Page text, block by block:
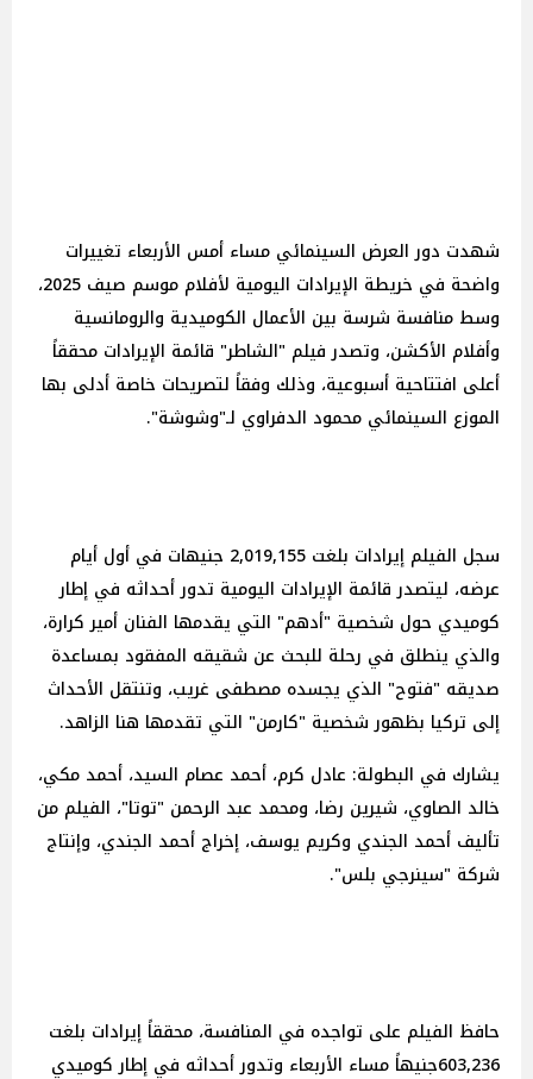
شهدت دور العرض السينمائي مساء أمس الأربعاء تغييرات
واضحة في خريطة الإيرادات اليومية لأفلام موسم صيف 2025،
وسط منافسة شرسة بين الأعمال الكوميدية والرومانسية
وأفلام الأكشن، وتصدر فيلم "الشاطر" قائمة الإيرادات محققاً
أعلى افتتاحية أسبوعية، وذلك وفقاً لتصريحات خاصة أدلى بها
الموزع السينمائي محمود الدفراوي لـ"وشوشة".
سجل الفيلم إيرادات بلغت 2,019,155 جنيهات في أول أيام
عرضه، ليتصدر قائمة الإيرادات اليومية تدور أحداثه في إطار
كوميدي حول شخصية "أدهم" التي يقدمها الفنان أمير كرارة،
والذي ينطلق في رحلة للبحث عن شقيقه المفقود بمساعدة
صديقه "فتوح" الذي يجسده مصطفى غريب، وتنتقل الأحداث
إلى تركيا بظهور شخصية "كارمن" التي تقدمها هنا الزاهد.
يشارك في البطولة: عادل كرم، أحمد عصام السيد، أحمد مكي،
خالد الصاوي، شيرين رضا، ومحمد عبد الرحمن "توتا"، الفيلم من
تأليف أحمد الجندي وكريم يوسف، إخراج أحمد الجندي، وإنتاج
شركة "سينرجي بلس".
حافظ الفيلم على تواجده في المنافسة، محققاً إيرادات بلغت
603,236جنيهاً مساء الأربعاء وتدور أحداثه في إطار كوميدي